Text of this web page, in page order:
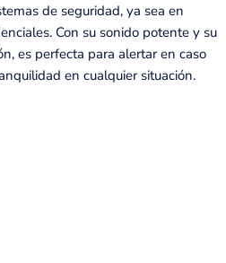
de seguridad, ya sea en
Con su sonido potente y su
es perfecta para alertar en caso
en cualquier situación.